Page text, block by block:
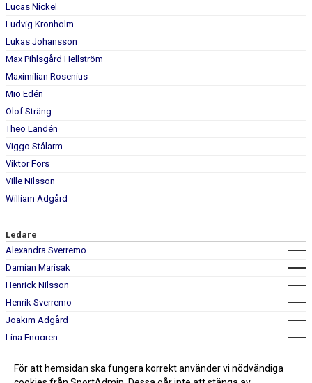
Lucas Nickel
Ludvig Kronholm
Lukas Johansson
Max Pihlsgård Hellström
Maximilian Rosenius
Mio Edén
Olof Sträng
Theo Landén
Viggo Stålarm
Viktor Fors
Ville Nilsson
William Adgård
Ledare
Alexandra Sverremo
Damian Marisak
Henrick Nilsson
Henrik Sverremo
Joakim Adgård
Lina Enggren
Robert Göransson
För att hemsidan ska fungera korrekt använder vi nödvändiga